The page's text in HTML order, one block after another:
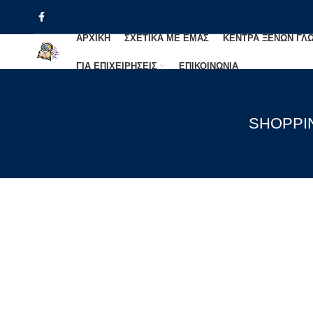
ΑΡΧΙΚΗ ΣΧΕΤΙΚΑ ΜΕ ΕΜΑΣ ΚΕΝΤΡΑ ΞΕΝΩΝ
ΓΙΑ ΕΠΙΧΕΙΡΗΣΕΙΣ ΕΠΙΚΟΙΝΩΝΙΑ